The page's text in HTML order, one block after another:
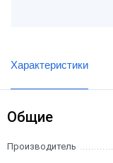
Характеристики
Общие
Производитель